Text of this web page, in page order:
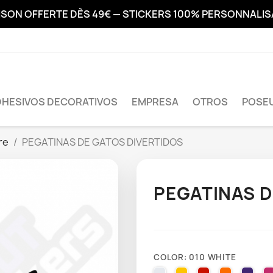
OFFERTE DÈS 49€ — STICKERS 100%
DECORATIVOS EMPRESA OTROS
PEGATINAS DE GATOS DIVERTIDOS
PEGATINAS
COLOR: 010 WHITE